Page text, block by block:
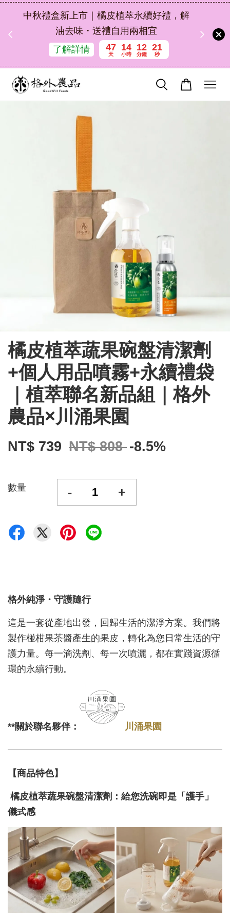
中秋禮盒新上市｜橘皮植萃永續好禮，解
油去味・送禮自用兩相宜
了解詳情
47
天
14
小時
12
分鐘
20
秒
橘皮植萃蔬果碗盤清潔劑
+個人用品噴霧+永續禮袋
｜植萃聯名新品組｜格外
農品×川涌果園
NT$ 739 NT$ 808 -8.5%
數量 - +
格外純淨・守護隨行
這是一套從產地出發，回歸生活的潔淨方案。我們將
製作椪柑果茶醬產生的果皮，轉化為您日常生活的守
護力量。每一滴洗劑、每一次噴灑，都在實踐資源循
環的永續行動。
**關於聯名夥伴： 川涌果園
【商品特色】
橘皮植萃蔬果碗盤清潔劑：給您洗碗即是「護手」
儀式感